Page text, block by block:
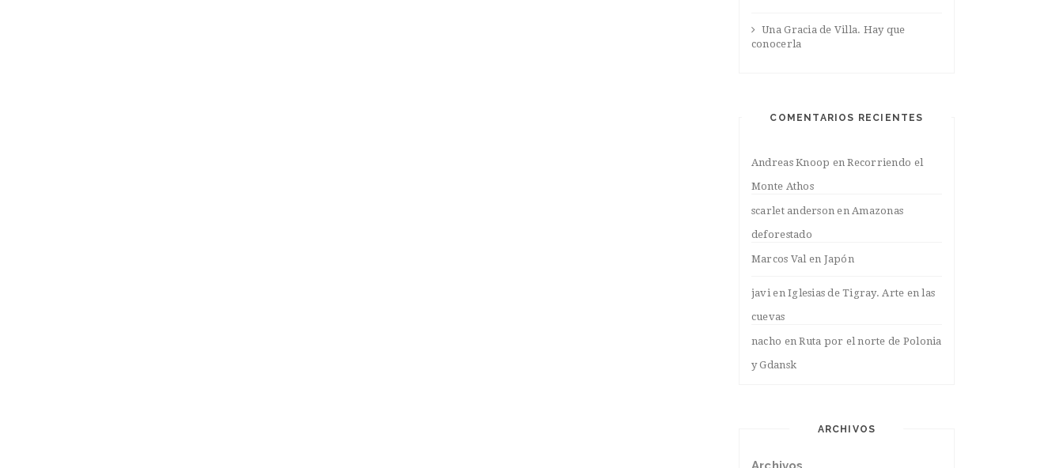
Una Gracia de Villa. Hay que
conocerla
COMENTARIOS RECIENTES
Andreas Knoop enRecorriendo el
Monte Athos
scarlet anderson enAmazonas
deforestado
Marcos Valen Japón
javienIglesias de Tigray. Arte en las
cuevas
nacho enRuta por el norte de Polonia
y Gdansk
ARCHIVOS